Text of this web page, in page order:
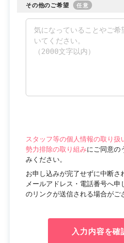
その他のご希望 任意
スタッフ等の個人情報の取り扱
勢力排除の取り組みにご同意の
みください。
お申し込みが完了せずに中断さ
メールアドレス・電話番号へ申
のリンクが送信される場合がご
入力内容を確